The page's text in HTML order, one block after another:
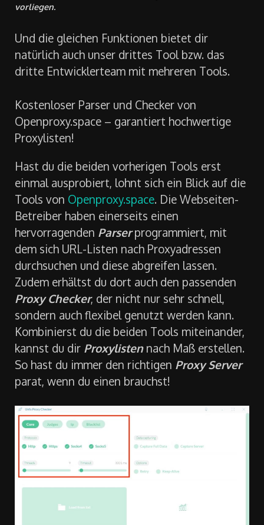
vorliegen.
Und die gleichen Funktionen bietet dir
natürlich auch unser drittes Tool bzw. das
dritte Entwicklerteam mit mehreren Tools.
Kostenloser Parser und Checker von
Openproxy.space – garantiert hochwertige
Proxylisten!
Hast du die beiden vorherigen Tools erst
einmal ausprobiert, lohnt sich ein Blick auf die
Tools von Openproxy.space. Die Webseiten-
Betreiber haben einerseits einen
hervorragenden Parserprogrammiert, mit
dem sich URL-Listen nach Proxyadressen
durchsuchen und diese abgreifen lassen.
Zudem erhältst du dort auch den passenden
Proxy Checker, der nicht nur sehr schnell,
sondern auch flexibel genutzt werden kann.
Kombinierst du die beiden Tools miteinander,
kannst du dir Proxylistennach Maß erstellen.
So hast du immer den richtigen Proxy Server
parat, wenn du einen brauchst!